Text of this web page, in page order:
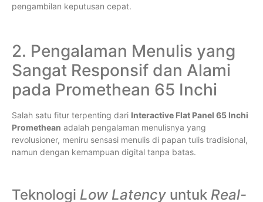
pengambilan keputusan cepat.
2. Pengalaman Menulis yang
Sangat Responsif dan Alami
pada Promethean 65 Inchi
Salah satu fitur terpenting dari Interactive Flat Panel 65 Inchi
Promethean adalah pengalaman menulisnya yang
revolusioner, meniru sensasi menulis di papan tulis tradisional,
namun dengan kemampuan digital tanpa batas.
Teknologi Low Latency untuk Real-